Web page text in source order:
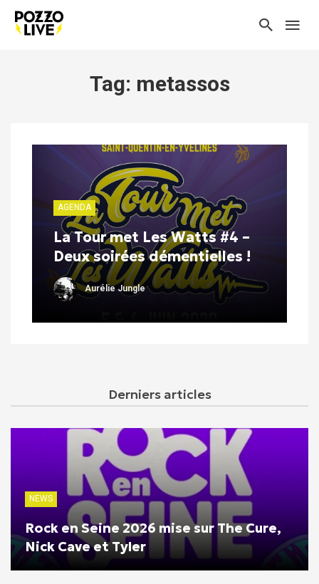
Tag: metassos
AGENDA
La Tour met Les Watts #4 –
Deux soirées démentielles !
Aurélie Jungle
Derniers articles
NEWS
Rock en Seine 2026 mise sur The Cure,
Nick Cave et Tyler